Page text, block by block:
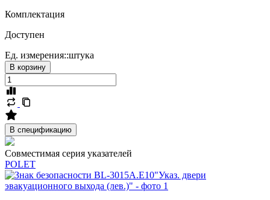
Комплектация
Доступен
Ед. измерения::штука
В корзину
В спецификацию
Совместимая серия указателей
POLET